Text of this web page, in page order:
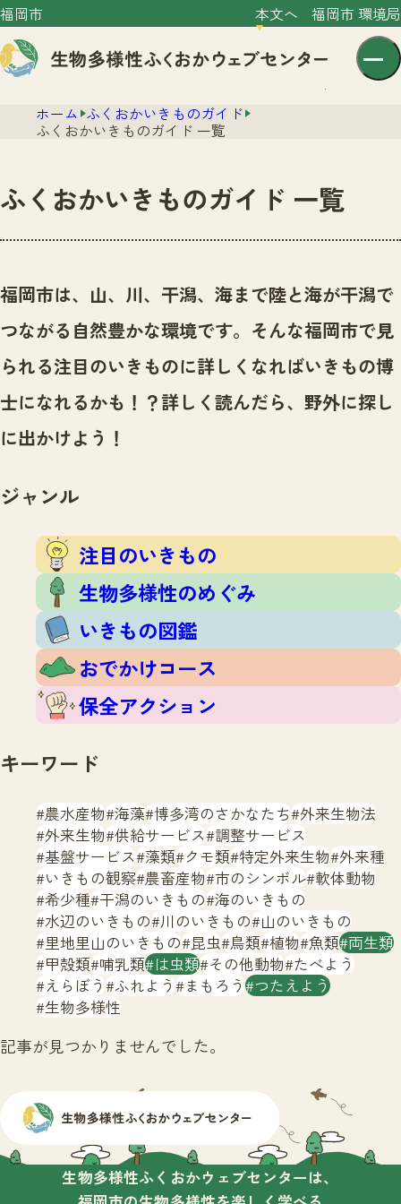
福岡市 本文へ 福岡市 環境局
センター紹介
センター紹介TOP
サイトポリシー
プライバシーポリシー
ニュースTOP
市の取組み
いきものガイド
いきものガイドTOP
注目のいきもの
生物多様性のめぐみ
保全アクション
イベント
いきもの調査隊
調査レポート
調査結果
ふくおかいきものマップ
マッチング
マッチングTOP
掲載申し込みフォーム
お問合せ
サイトマップ
ホーム ふくおかいきものガイド
ふくおかいきものガイド 一覧
ふくおかいきものガイド 一覧
福岡市は、山、川、干潟、海まで陸と海が干潟で
つながる自然豊かな環境です。 そんな福岡市で見
られる注目のいきものに詳しくなればいきもの博
士になれるかも！？詳しく読んだら、野外に探し
に出かけよう！
ジャンル
注目のいきもの
生物多様性のめぐみ
いきもの図鑑
おでかけコース
保全アクション
キーワード
農水産物 海藻 博多湾のさかなたち 外来生物法
外来生物 供給サービス 調整サービス
基盤サービス 藻類 クモ類 特定外来生物 外来種
いきもの観察 農畜産物 市のシンボル 軟体動物
希少種 干潟のいきもの 海のいきもの
水辺のいきもの 川のいきもの 山のいきもの
里地里山のいきもの 昆虫 鳥類 植物 魚類 両生類
甲殻類 哺乳類 は虫類 その他動物 たべよう
えらぼう ふれよう まもろう つたえよう
生物多様性
記事が見つかりませんでした。
生物多様性ふくおかウェブセンターは、